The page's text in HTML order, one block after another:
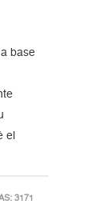
base
el
3171